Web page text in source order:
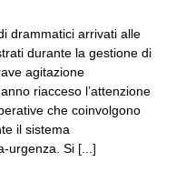
drammatici arrivati alle
durante la gestione di
agitazione
riacceso l’attenzione
che coinvolgono
il sistema
urgenza. Si [...]